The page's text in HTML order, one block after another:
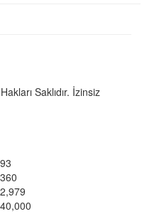
Saklıdır. İzinsiz
93
360
2,979
40,000